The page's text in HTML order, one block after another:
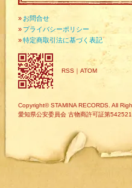
» お問合せ
» プライバシーポリシー
»特定商取引法に基づく表記
RSS ｜ ATOM
Copyright© STAMINA RECORDS. All
愛知県公安委員会 古物商許可証第